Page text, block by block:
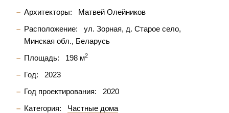
Архитекторы:
Матвей Олейников
Расположение:
ул. Зорная, д. Старое село,
Минская обл., Беларусь
Площадь:
198 м2
Год:
2023
Год проектирования:
2020
Категория:
Частные дома